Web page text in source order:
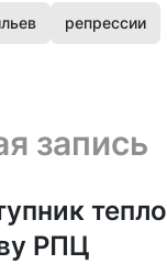
репрессии
запись
запись
тепло
РПЦ